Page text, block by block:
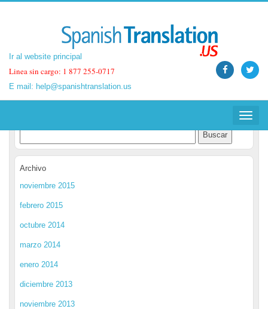
Ir al website principal
Linea sin cargo: 1 877 255-0717
E mail: help@spanishtranslation.us
Toggle
Ir al website principal
Linea sin cargo: 1 877 255-0717
E mail: help@spanishtranslation.us
Toggle
Spanish Translation Blog
Archivo
noviembre 2015
febrero 2015
octubre 2014
marzo 2014
enero 2014
diciembre 2013
noviembre 2013